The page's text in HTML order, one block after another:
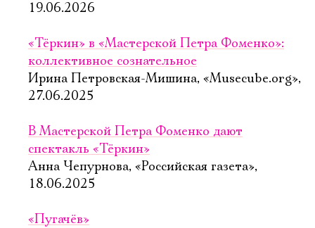
19.06.2026
«Тёркин» в «Мастерской Петра Фоменко»:
коллективное сознательное
Ирина Петровская-Мишина, «Musecube.org»,
27.06.2025
В Мастерской Петра Фоменко дают
спектакль «Тёркин»
Анна Чепурнова, «Российская газета»,
18.06.2025
«Пугачёв»